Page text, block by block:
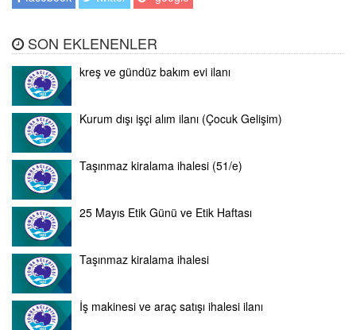
SON EKLENENLER
kreş ve gündüz bakım evi ilanı
Kurum dışı işçi alım ilanı (Çocuk Gelişim)
Taşınmaz kiralama ihalesi (51/e)
25 Mayıs Etik Günü ve Etik Haftası
Taşınmaz kiralama ihalesi
İş makinesi ve araç satışı ihalesi ilanı